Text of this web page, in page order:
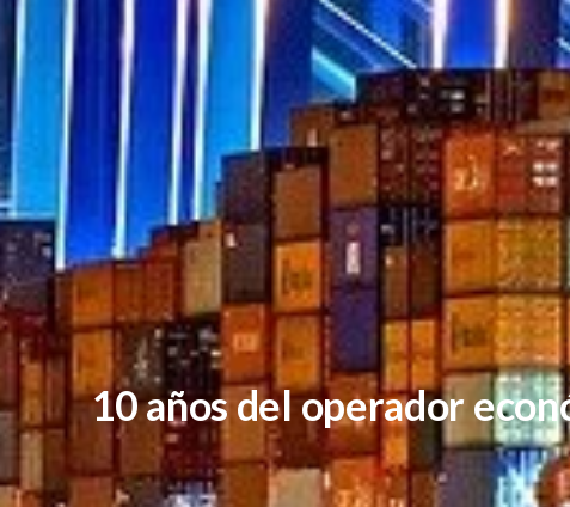
10 años del operador